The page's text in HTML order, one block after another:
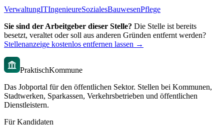
VerwaltungITIngenieureSozialesBauwesenPflege
Sie sind der Arbeitgeber dieser Stelle? Die Stelle ist bereits
besetzt, veraltet oder soll aus anderen Gründen entfernt werden?
Stellenanzeige kostenlos entfernen lassen →
PraktischKommune
Das Jobportal für den öffentlichen Sektor. Stellen bei Kommunen,
Stadtwerken, Sparkassen, Verkehrsbetrieben und öffentlichen
Dienstleistern.
Für Kandidaten